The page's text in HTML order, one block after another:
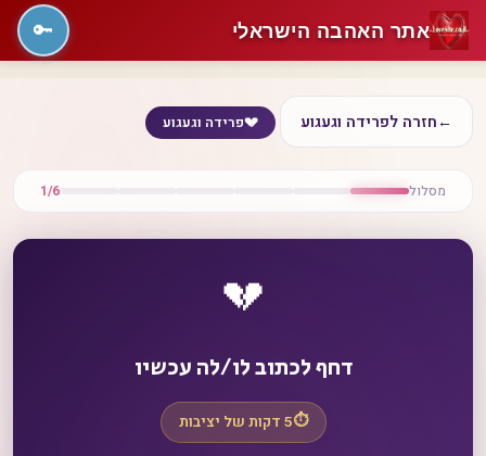
←חזרה לפרידה וגעגוע 💔פרידה וגעגוע
מסלול 1/6
💔
דחף לכתוב לו/לה עכשיו
⏱️5 דקות של יציבות
אתר האהבה הישראלי 🔑